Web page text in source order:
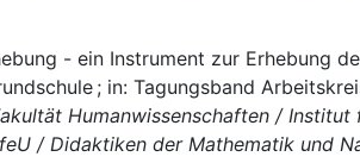
- ein Instrument zur Erhebung
; in: Tagungsband
Humanwissenschaften / Institut
/ Didaktiken der Mathematik und